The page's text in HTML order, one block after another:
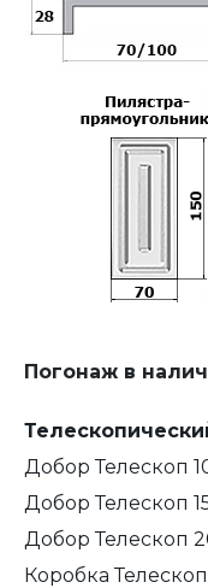
Погонаж в
Добор Телескоп
Добор Телескоп
Добор Телескоп
Коробка